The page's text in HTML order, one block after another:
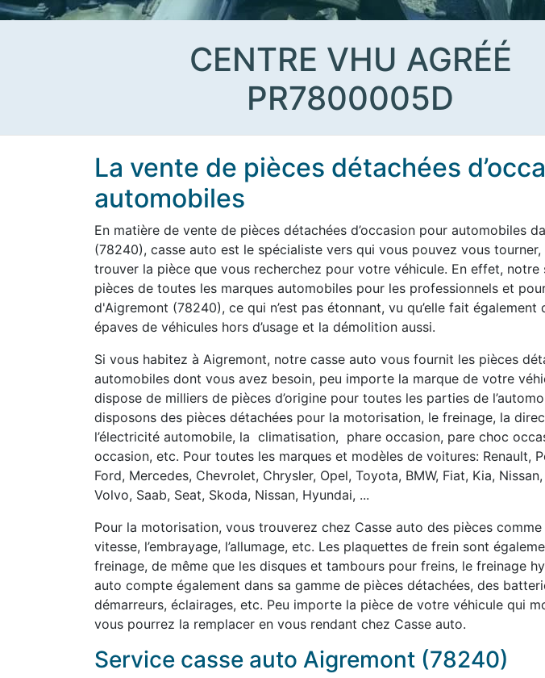
CENTRE VHU AGRÉÉ
PR7800005D
La vente de pièces détachées
automobiles
En matière de vente de pièces détachées d’occasion pour automobiles
(78240), casse auto est le spécialiste vers qui vous pouvez vous
trouver la pièce que vous recherchez pour votre véhicule. En effet,
pièces de toutes les marques automobiles pour les professionnels et
d'Aigremont (78240), ce qui n’est pas étonnant, vu qu’elle fait
épaves de véhicules hors d’usage et la démolition aussi.
Si vous habitez à Aigremont, notre casse auto vous fournit les pièces
automobiles dont vous avez besoin, peu importe la marque de votre
dispose de milliers de pièces d’origine pour toutes les parties de
disposons des pièces détachées pour la motorisation, le freinage, la
l’électricité automobile, la climatisation, phare occasion, pare choc
occasion, etc. Pour toutes les marques et modèles de voitures: Renault,
Ford, Mercedes, Chevrolet, Chrysler, Opel, Toyota, BMW, Fiat, Kia,
Volvo, Saab, Seat, Skoda, Nissan, Hyundai, ...
Pour la motorisation, vous trouverez chez Casse auto des pièces
vitesse, l’embrayage, l’allumage, etc. Les plaquettes de frein sont
freinage, de même que les disques et tambours pour freins, le freinage
auto compte également dans sa gamme de pièces détachées, des
démarreurs, éclairages, etc. Peu importe la pièce de votre véhicule qui
vous pourrez la remplacer en vous rendant chez Casse auto.
Service casse auto Aigremont (78240)